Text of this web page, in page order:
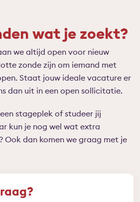
wat je zoekt?
we altijd open voor nieuw
zonde zijn om iemand met
Staat jouw ideale vacature er
dan uit in een open sollicitatie.
stageplek of studeer jij
kun je nog wel wat extra
Ook dan komen we graag met je